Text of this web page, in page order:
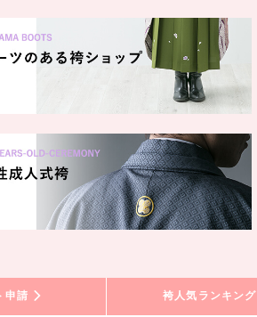
申請 袴人気ランキング